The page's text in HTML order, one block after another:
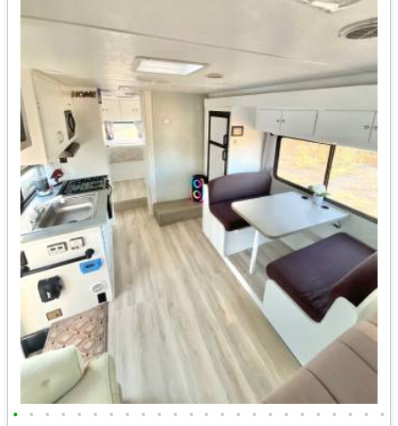
• • • • • • • • • • • • • • • • • • • • • • • •